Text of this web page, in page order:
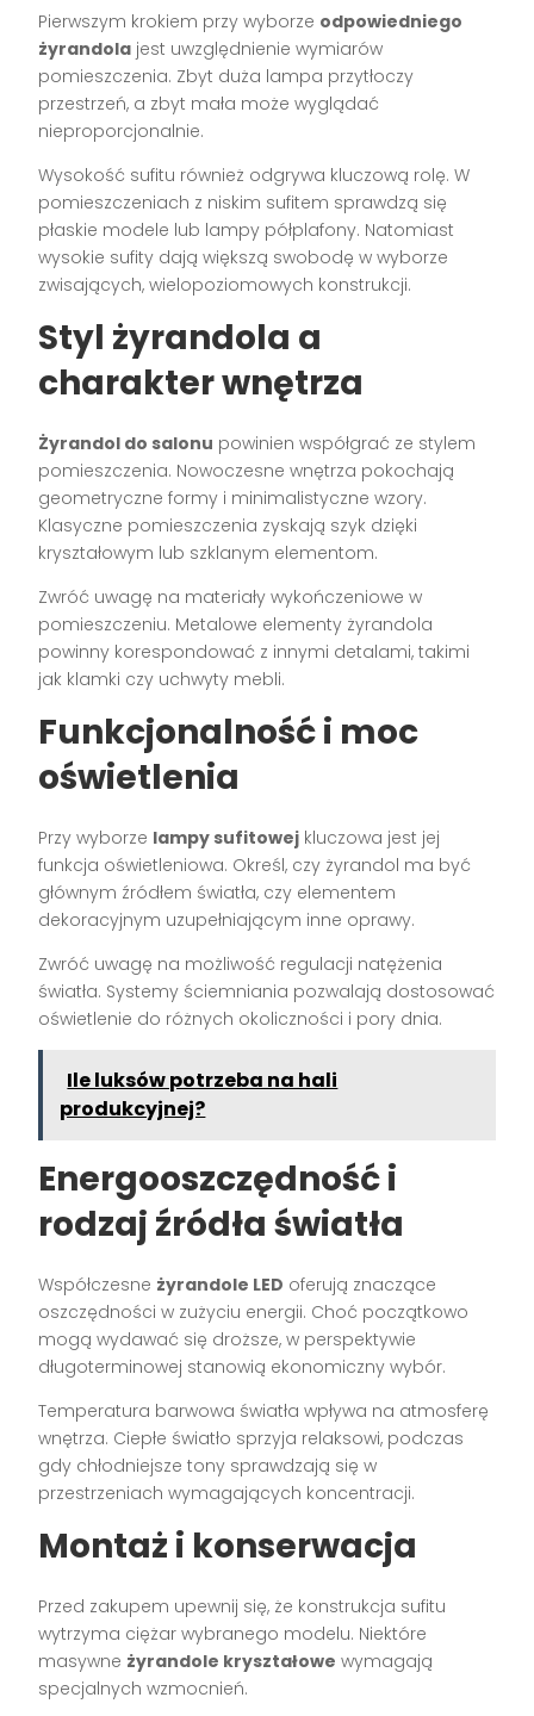
Pierwszym krokiem przy wyborze odpowiedniego
żyrandola jest uwzględnienie wymiarów
pomieszczenia. Zbyt duża lampa przytłoczy
przestrzeń, a zbyt mała może wyglądać
nieproporcjonalnie.
Wysokość sufitu również odgrywa kluczową rolę. W
pomieszczeniach z niskim sufitem sprawdzą się
płaskie modele lub lampy półplafony. Natomiast
wysokie sufity dają większą swobodę w wyborze
zwisających, wielopoziomowych konstrukcji.
Styl żyrandola a
charakter wnętrza
Żyrandol do salonu powinien współgrać ze stylem
pomieszczenia. Nowoczesne wnętrza pokochają
geometryczne formy i minimalistyczne wzory.
Klasyczne pomieszczenia zyskają szyk dzięki
kryształowym lub szklanym elementom.
Zwróć uwagę na materiały wykończeniowe w
pomieszczeniu. Metalowe elementy żyrandola
powinny korespondować z innymi detalami, takimi
jak klamki czy uchwyty mebli.
Funkcjonalność i moc
oświetlenia
Przy wyborze lampy sufitowej kluczowa jest jej
funkcja oświetleniowa. Określ, czy żyrandol ma być
głównym źródłem światła, czy elementem
dekoracyjnym uzupełniającym inne oprawy.
Zwróć uwagę na możliwość regulacji natężenia
światła. Systemy ściemniania pozwalają dostosować
oświetlenie do różnych okoliczności i pory dnia.
Ile luksów potrzeba na hali
produkcyjnej?
Energooszczędność i
rodzaj źródła światła
Współczesne żyrandole LED oferują znaczące
oszczędności w zużyciu energii. Choć początkowo
mogą wydawać się droższe, w perspektywie
długoterminowej stanowią ekonomiczny wybór.
Temperatura barwowa światła wpływa na atmosferę
wnętrza. Ciepłe światło sprzyja relaksowi, podczas
gdy chłodniejsze tony sprawdzają się w
przestrzeniach wymagających koncentracji.
Montaż i konserwacja
Przed zakupem upewnij się, że konstrukcja sufitu
wytrzyma ciężar wybranego modelu. Niektóre
masywne żyrandole kryształowe wymagają
specjalnych wzmocnień.